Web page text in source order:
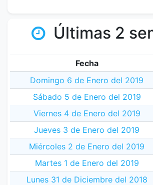
Últimas 2
Fecha
Domingo 6 de Enero del 2019
Sábado 5 de Enero del 2019
Viernes 4 de Enero del 2019
Jueves 3 de Enero del 2019
Miércoles 2 de Enero del 2019
Martes 1 de Enero del 2019
Lunes 31 de Diciembre del 2018